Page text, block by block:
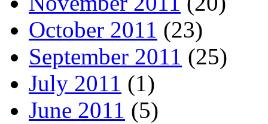
October 2011 (23)
September 2011 (25)
July 2011 (1)
June 2011 (5)